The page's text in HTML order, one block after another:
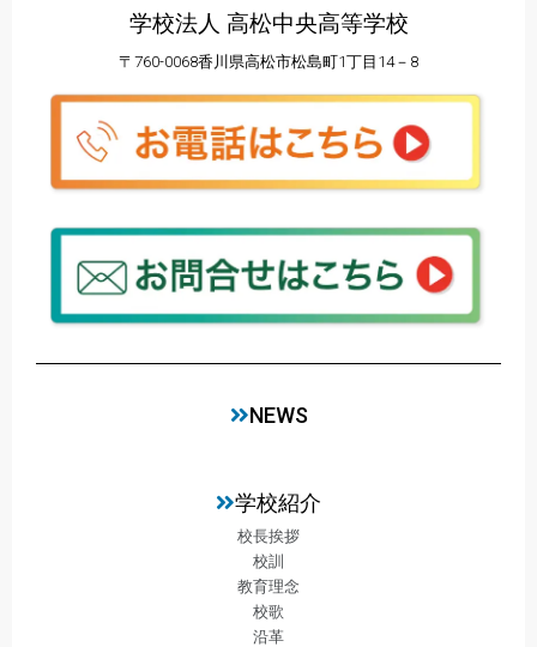
学校法人 高松中央高等学校
〒760-0068香川県高松市松島町1丁目14－8
NEWS
学校紹介
校長挨拶
校訓
教育理念
校歌
沿革